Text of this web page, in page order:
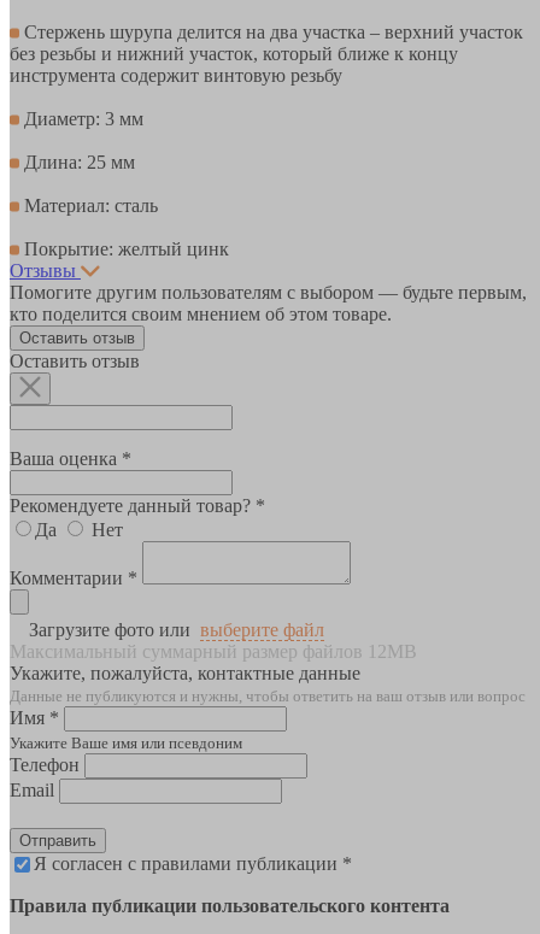
Стержень шурупа делится на два участка – верхний участок
без резьбы и нижний участок, который ближе к концу
инструмента содержит винтовую резьбу
Диаметр: 3 мм
Длина: 25 мм
Материал: сталь
Покрытие: желтый цинк
Отзывы
Помогите другим пользователям с выбором — будьте первым,
кто поделится своим мнением об этом товаре.
Оставить отзыв
Оставить отзыв
Ваша оценка *
Рекомендуете данный товар? *
Да
Нет
Комментарии *
Загрузите фото или выберите файл
Максимальный суммарный размер файлов 12MB
Укажите, пожалуйста, контактные данные
Данные не публикуются и нужны, чтобы ответить на ваш отзыв или вопрос
Имя *
Укажите Ваше имя или псевдоним
Телефон
Email
Отправить
Я согласен с правилами публикации *
Правила публикации пользовательского контента